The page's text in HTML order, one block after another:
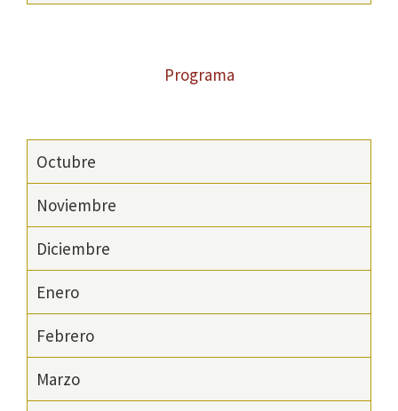
Programa
Octubre
Noviembre
Diciembre
Enero
Febrero
Marzo